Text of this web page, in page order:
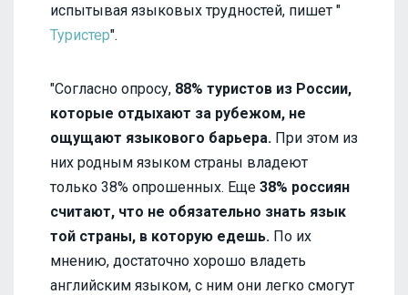
испытывая языковых трудностей, пишет "
Туристер".
"Согласно опросу, 88% туристов из России,
которые отдыхают за рубежом, не
ощущают языкового барьера. При этом из
них родным языком страны владеют
только 38% опрошенных. Еще 38% россиян
считают, что не обязательно знать язык
той страны, в которую едешь. По их
мнению, достаточно хорошо владеть
английским языком, с ним они легко смогут